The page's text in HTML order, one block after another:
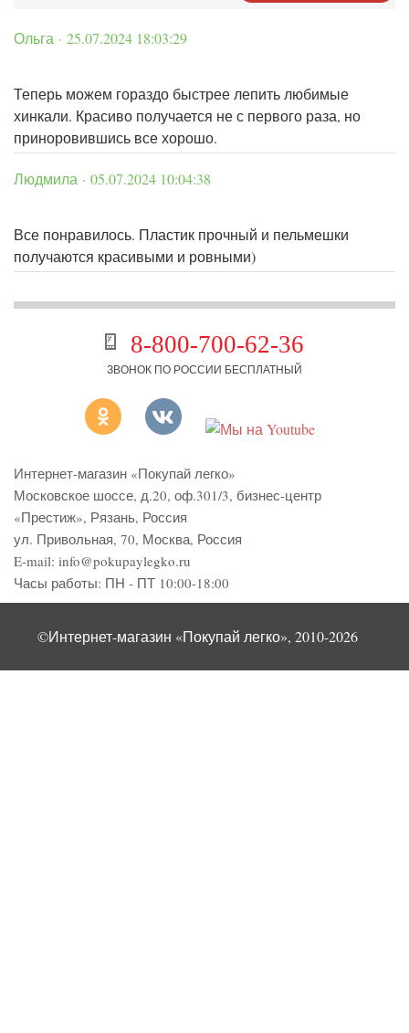
Ольга · 25.07.2024 18:03:29
Теперь можем гораздо быстрее лепить любимые
хинкали. Красиво получается не с первого раза, но
приноровившись все хорошо.
Людмила · 05.07.2024 10:04:38
Все понравилось. Пластик прочный и пельмешки
получаются красивыми и ровными)
8-800-700-62-36
ЗВОНОК ПО РОССИИ БЕСПЛАТНЫЙ
Интернет-магазин «Покупай легко»
Московское шоссе, д.20, оф.301/3, бизнес-центр
«Престиж», Рязань, Россия
ул. Привольная, 70, Москва, Россия
E-mail: info@pokupaylegko.ru
Часы работы: ПН - ПТ 10:00-18:00
©Интернет-магазин «Покупай легко», 2010-2026